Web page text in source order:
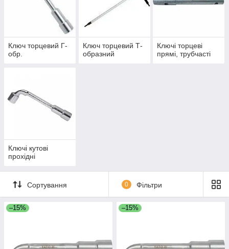
Ключ торцевий Г-
обр.
Ключ торцевий Т-
образний
Ключі торцеві
прямі, трубчасті
Ключі кутові
прохідні
Сортування 0 Фільтри
–15% –15%